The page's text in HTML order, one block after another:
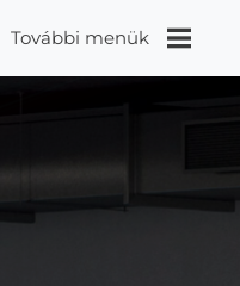
További menük